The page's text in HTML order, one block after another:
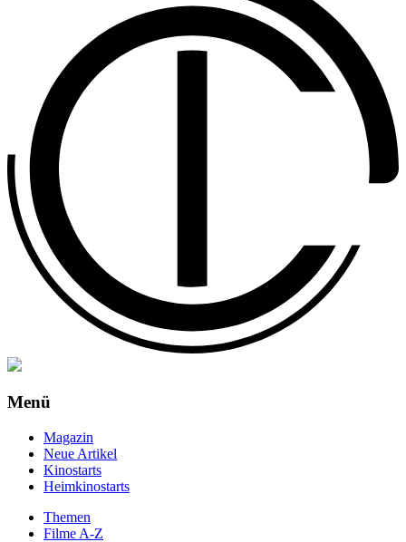
Menü
Magazin
Neue Artikel
Kinostarts
Heimkinostarts
Themen
Filme A-Z